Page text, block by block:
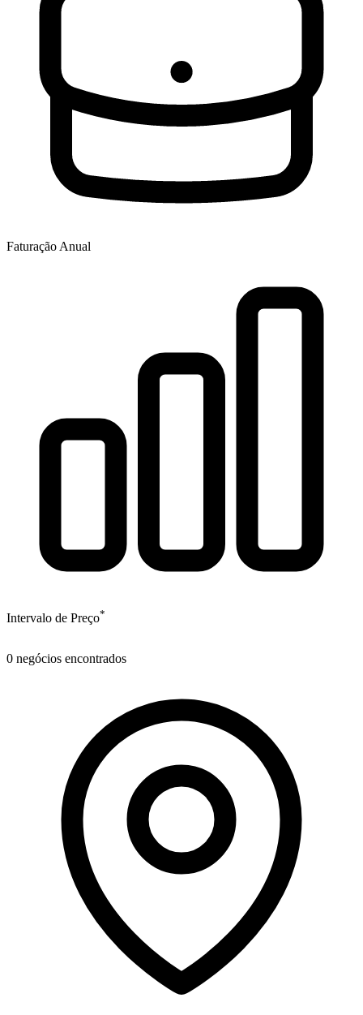
Faturação Anual
Intervalo de Preço*
0 negócios encontrados